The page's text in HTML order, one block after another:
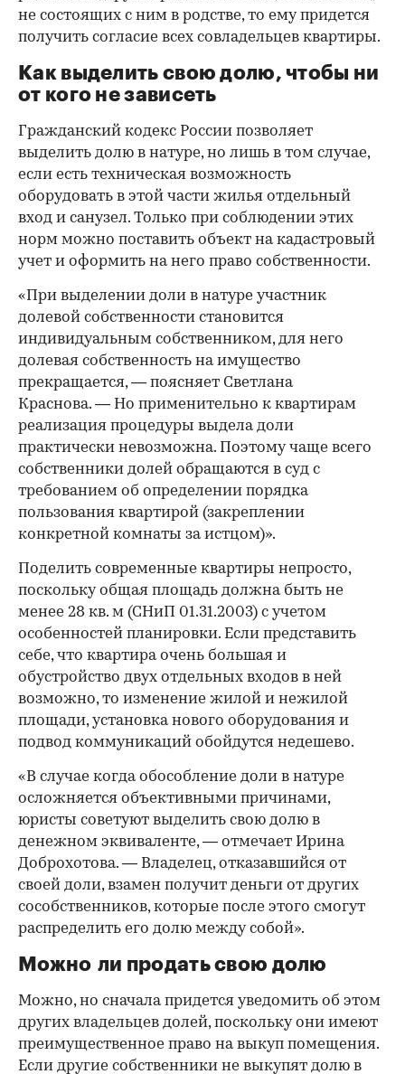
не состоящих с ним в родстве, то ему придется
получить согласие всех совладельцев квартиры.
Как выделить свою долю, чтобы ни
от кого не зависеть
Гражданский кодекс России позволяет
выделить долю в натуре, но лишь в том случае,
если есть техническая возможность
оборудовать в этой части жилья отдельный
вход и санузел. Только при соблюдении этих
норм можно поставить объект на кадастровый
учет и оформить на него право собственности.
«При выделении доли в натуре участник
долевой собственности становится
индивидуальным собственником, для него
долевая собственность на имущество
прекращается, — поясняет Светлана
Краснова. — Но применительно к квартирам
реализация процедуры выдела доли
практически невозможна. Поэтому чаще всего
собственники долей обращаются в суд с
требованием об определении порядка
пользования квартирой (закреплении
конкретной комнаты за истцом)».
Поделить современные квартиры непросто,
поскольку общая площадь должна быть не
менее 28 кв. м (СНиП 01.31.2003) с учетом
особенностей планировки. Если представить
себе, что квартира очень большая и
обустройство двух отдельных входов в ней
возможно, то изменение жилой и нежилой
площади, установка нового оборудования и
подвод коммуникаций обойдутся недешево.
«В случае когда обособление доли в натуре
осложняется объективными причинами,
юристы советуют выделить свою долю в
денежном эквиваленте, — отмечает Ирина
Доброхотова. — Владелец, отказавшийся от
своей доли, взамен получит деньги от других
сособственников, которые после этого смогут
распределить его долю между собой».
Можно ли продать свою долю
Можно, но сначала придется уведомить об этом
других владельцев долей, поскольку они имеют
преимущественное право на выкуп помещения.
Если другие собственники не выкупят долю в